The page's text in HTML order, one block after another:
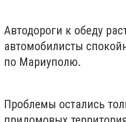
Автодороги к обеду
автомобилисты
по Мариуполю.
Проблемы остались